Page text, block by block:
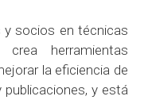
y socios en técnicas
crea herramientas
la eficiencia de
y está